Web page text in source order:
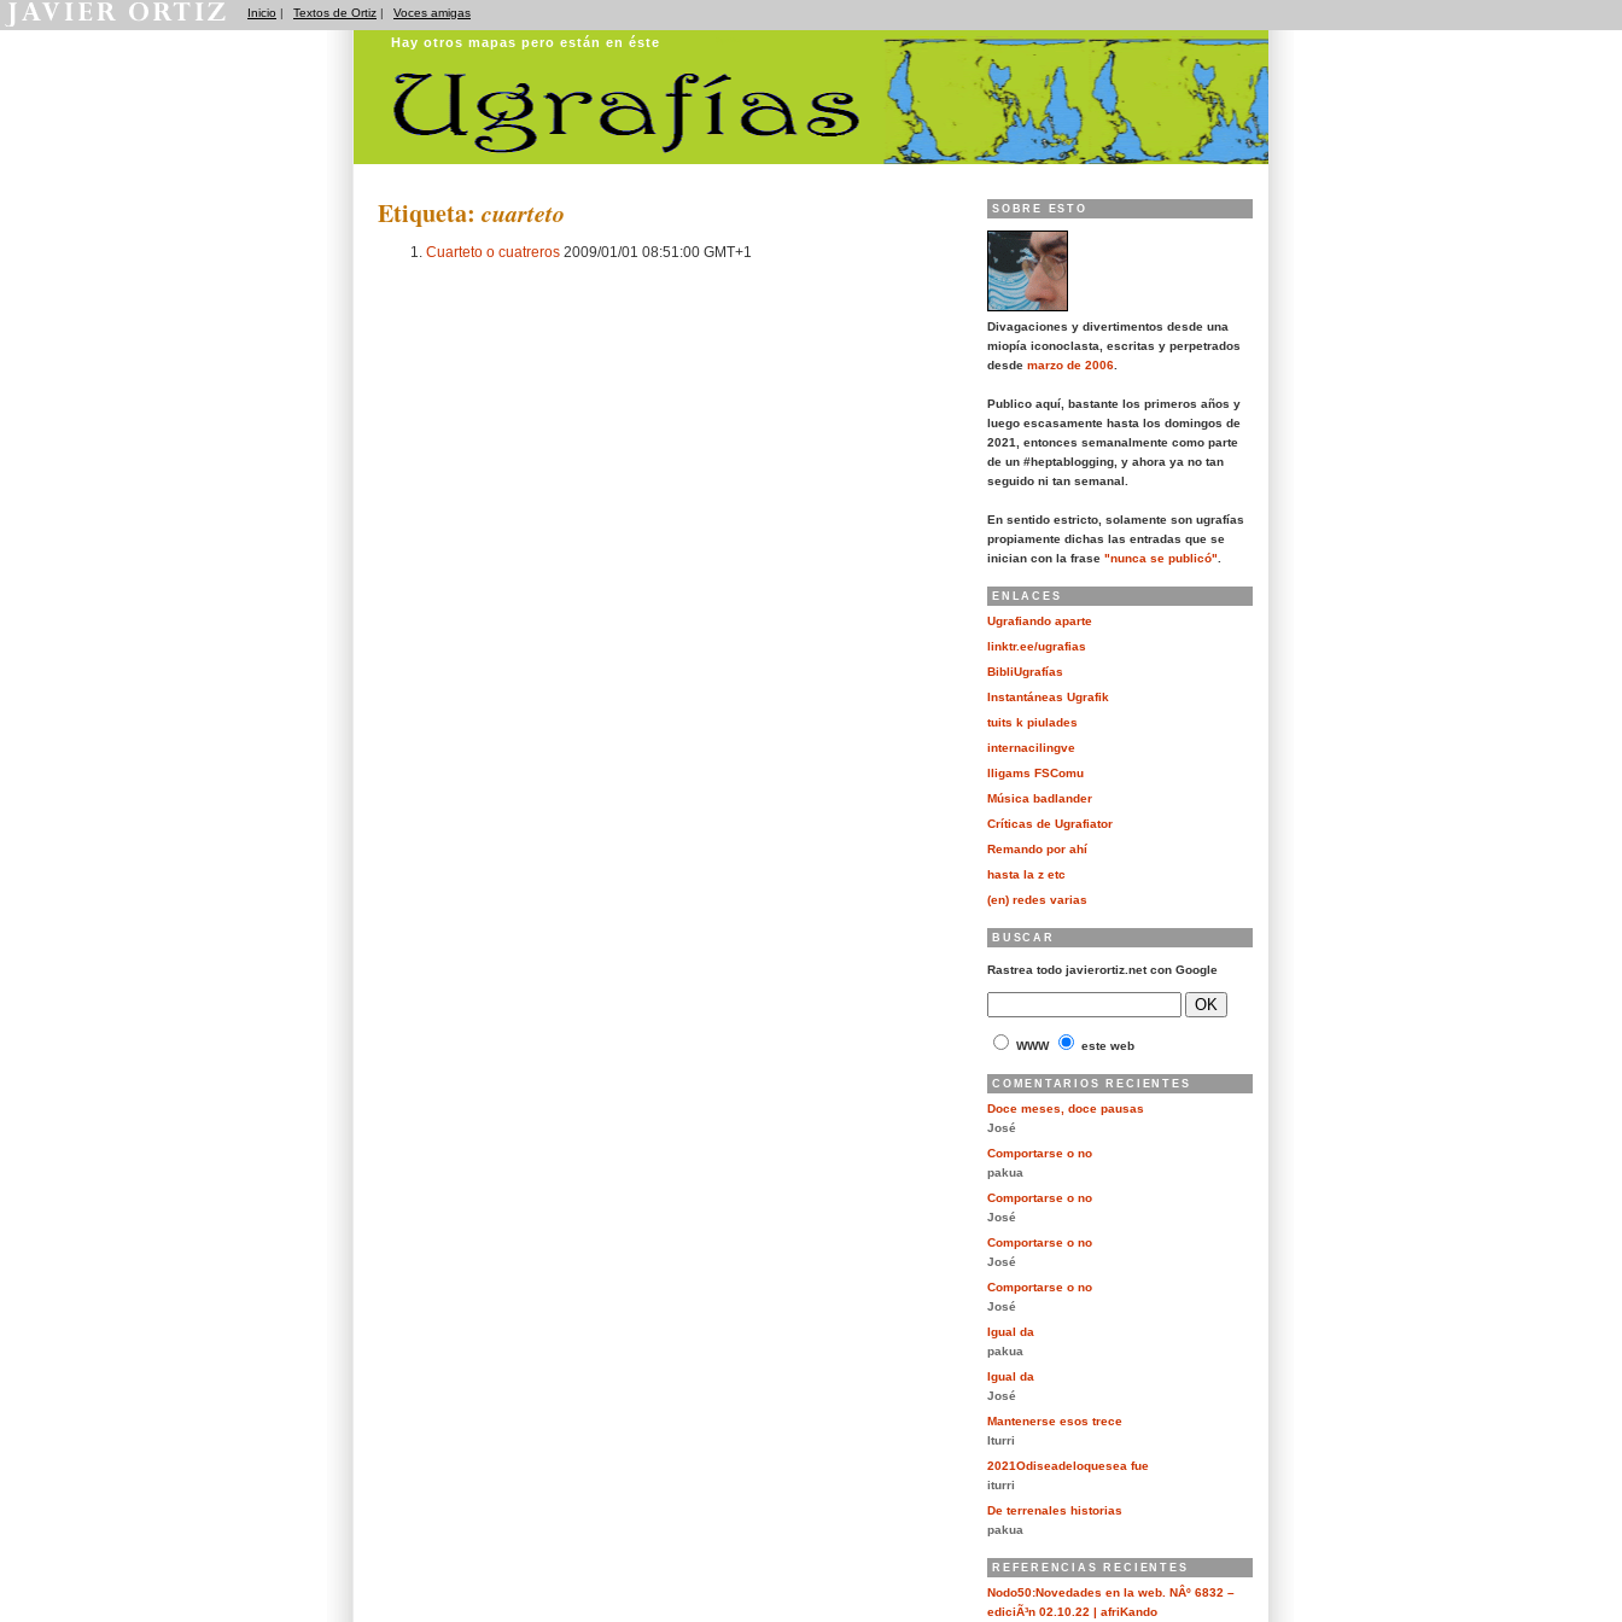
Inicio | Textos de Ortiz | Voces amigas
Hay otros mapas pero están en éste
Etiqueta: cuarteto
Cuarteto o cuatreros 2009/01/01 08:51:00 GMT+1
SOBRE ESTO
Divagaciones y divertimentos desde una
miopía iconoclasta, escritas y perpetrados
desde marzo de 2006.
Publico aquí, bastante los primeros años y
luego escasamente hasta los domingos de
2021, entonces semanalmente como parte
de un #heptablogging, y ahora ya no tan
seguido ni tan semanal.
En sentido estricto, solamente son ugrafías
propiamente dichas las entradas que se
inician con la frase "nunca se publicó".
ENLACES
Ugrafiando aparte
linktr.ee/ugrafias
BibliUgrafías
Instantáneas Ugrafik
tuits k piulades
internacilingve
lligams FSComu
Música badlander
Críticas de Ugrafiator
Remando por ahí
hasta la z etc
(en) redes varias
BUSCAR
Rastrea todo javierortiz.net con Google
WWW este web
COMENTARIOS RECIENTES
Doce meses, doce pausas
José
Comportarse o no
pakua
Comportarse o no
José
Comportarse o no
José
Comportarse o no
José
Igual da
pakua
Igual da
José
Mantenerse esos trece
Iturri
2021Odiseadeloquesea fue
iturri
De terrenales historias
pakua
REFERENCIAS RECIENTES
Nodo50:Novedades en la web. NÂº 6832 –
ediciÃ³n 02.10.22 | afriKando